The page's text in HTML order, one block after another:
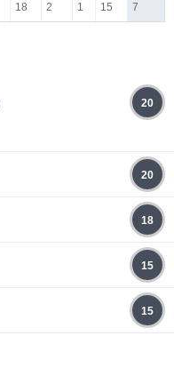
18 2 1 15 7
20
20
18
15
15